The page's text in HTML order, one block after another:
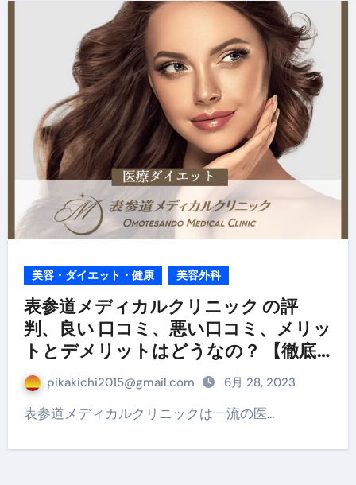
美容・ダイエット・健康 美容外科
表参道メディカルクリニック の評
判、良い 口コミ、悪い口コミ、メリッ
トとデメリットはどうなの？ 【徹底
解説】
pikakichi2015@gmail.com 6月 28, 2023
表参道メディカルクリニックは一流の医…